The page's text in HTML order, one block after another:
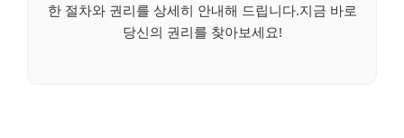
한 절차와 권리를 상세히 안내해 드립니다.지금 바로
당신의 권리를 찾아보세요!